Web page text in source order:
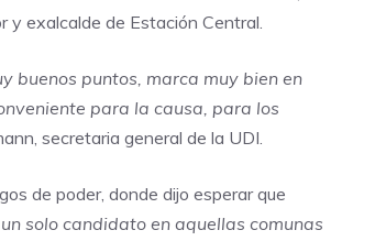
y exalcalde de Estación Central.
buenos puntos, marca muy bien en
para la causa, para los
secretaria general de la UDI.
de poder, donde dijo esperar que
solo candidato en aquellas comunas